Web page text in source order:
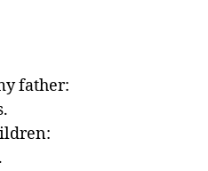
father: